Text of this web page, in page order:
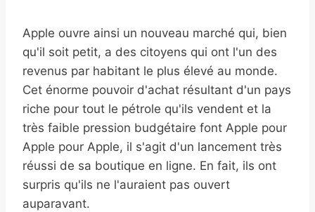
Apple ouvre ainsi un nouveau marché qui, bien
qu'il soit petit, a des citoyens qui ont l'un des
revenus par habitant le plus élevé au monde.
Cet énorme pouvoir d'achat résultant d'un pays
riche pour tout le pétrole qu'ils vendent et la
très faible pression budgétaire font Apple pour
Apple pour Apple, il s'agit d'un lancement très
réussi de sa boutique en ligne. En fait, ils ont
surpris qu'ils ne l'auraient pas ouvert
auparavant.